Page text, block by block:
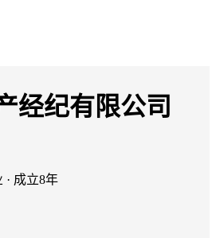
经纪有限公司
· 成立8年